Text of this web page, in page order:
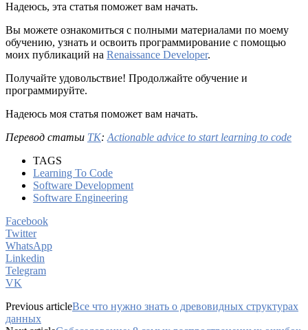
Надеюсь, эта статья поможет вам начать.
Вы можете ознакомиться с полными материалами по моему
обучению, узнать и освоить программирование с помощью
моих публикаций на Renaissance Developer.
Получайте удовольствие! Продолжайте обучение и
программируйте.
Надеюсь моя статья поможет вам начать.
Перевод статьи TK: Actionable advice to start learning to code
TAGS
Learning To Code
Software Development
Software Engineering
Facebook
Twitter
WhatsApp
Linkedin
Telegram
VK
Previous articleВсе что нужно знать о древовидных структурах
данных